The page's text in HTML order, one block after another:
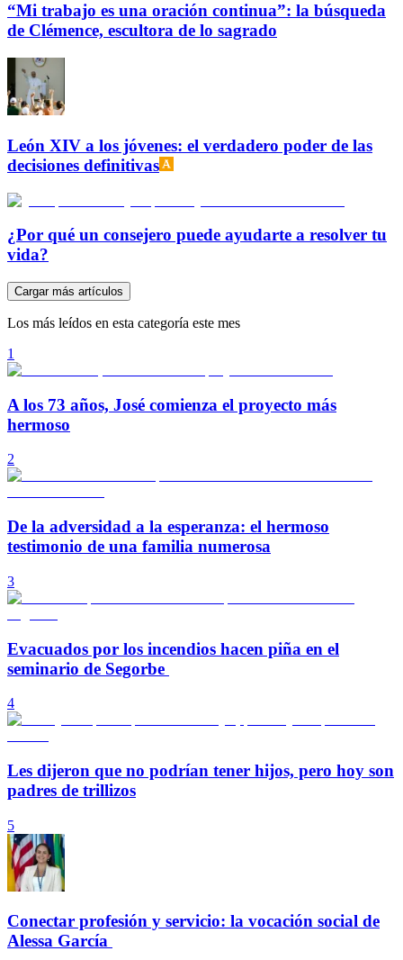
“Mi trabajo es una oración continua”: la búsqueda
de Clémence, escultora de lo sagrado
León XIV a los jóvenes: el verdadero poder de las
decisiones definitivas
¿Por qué un consejero puede ayudarte a resolver tu
vida?
Cargar más artículos
Los más leídos en esta categoría este mes
1
A los 73 años, José comienza el proyecto más
hermoso
2
De la adversidad a la esperanza: el hermoso
testimonio de una familia numerosa
3
Evacuados por los incendios hacen piña en el
seminario de Segorbe
4
Les dijeron que no podrían tener hijos, pero hoy son
padres de trillizos
5
Conectar profesión y servicio: la vocación social de
Alessa García